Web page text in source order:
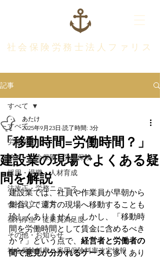
社会保険労務士法人ファリス
記事
すべて
労務管理
給与・社会保険・労働保険
採用・退職・人材育成
法改正・労務ニュース
会社設立・運営
福利厚生・従業員満足度
その他・お知らせ
社会保険料率・雇用保険料率改定情報
すべて
「移動時間=労働時間？」
建設業の現場でよくある疑
問を解説
あたけ
2025年9月23日 読了時間: 3分
建設業では、社員や作業員が早朝から
集合して遠方の現場へ移動することも
珍しくありません。しかし、「移動時
間を労働時間として賃金に含めるべき
か？」という点で、 経営者と労働者の
間で意見が分かれるケースも多くあり